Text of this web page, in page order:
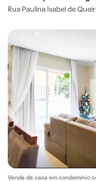
Rua Paulina Isabel de
Venda de casa em condomínio